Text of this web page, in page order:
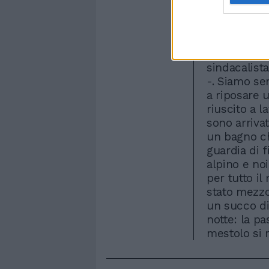
in grado
-. Siamo
a riposare
riuscito a
sono
un bagno
guardia di
alpino e
per tutto il
stato
un succo
notte: la
mestolo si